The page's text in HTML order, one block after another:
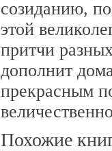
созиданию,
этой
притчи
дополнит
прекрасным
Похожие